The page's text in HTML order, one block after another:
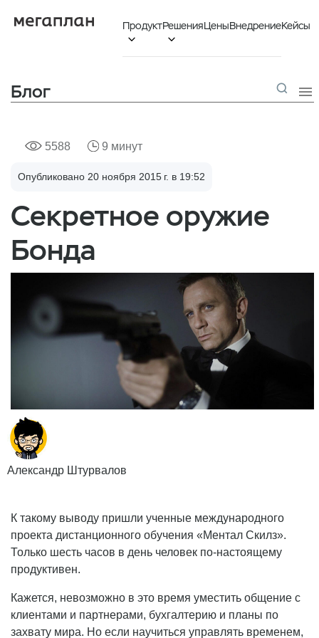
Продукт

Решения

ЦеныВнедрениеКейсы
Блог 
5588 9 минут
Опубликовано 20 ноября 2015 г. в 19:52
Секретное оружие
Бонда
К такому выводу пришли ученные международного
проекта дистанционного обучения «Ментал Скилз».
Только шесть часов в день человек по-настоящему
продуктивен.
Кажется, невозможно в это время уместить общение с
клиентами и партнерами, бухгалтерию и планы по
захвату мира. Но если научиться управлять временем,
Александр Штурвалов